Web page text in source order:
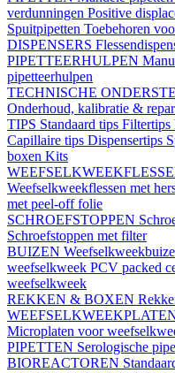
verdunningen Positive
Spuitpipetten Toebehoren
DISPENSERS
PIPETTEERHULPEN
pipetteerhulpen
TECHNISCHE
Onderhoud, kalibratie &
TIPS Standaard tips Filtertips
Capillaire tips Dispensertips
boxen Kits
Weefselkweekflessen met
met peel-off folie
SCHROEFSTOPPEN
Schroefstoppen met filter
BUIZEN
weefselkweek PCV packed
weefselkweek
REKKEN & BOXEN
Microplaten voor
PIPETTEN Serologische
BIOREACTOREN